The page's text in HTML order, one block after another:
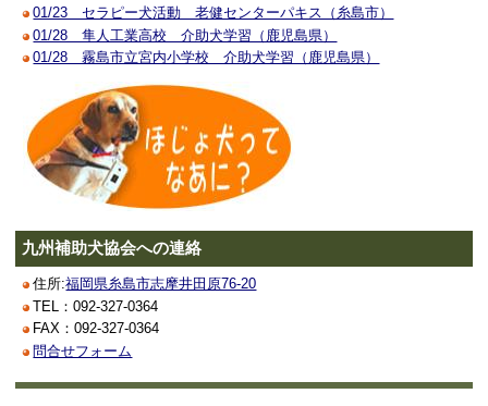
01/23 セラピー犬活動 老健センターパキス（糸島市）
01/28 隼人工業高校 介助犬学習（鹿児島県）
01/28 霧島市立宮内小学校 介助犬学習（鹿児島県）
九州補助犬協会への連絡
住所:福岡県糸島市志摩井田原76-20
TEL：092-327-0364
FAX：092-327-0364
問合せフォーム